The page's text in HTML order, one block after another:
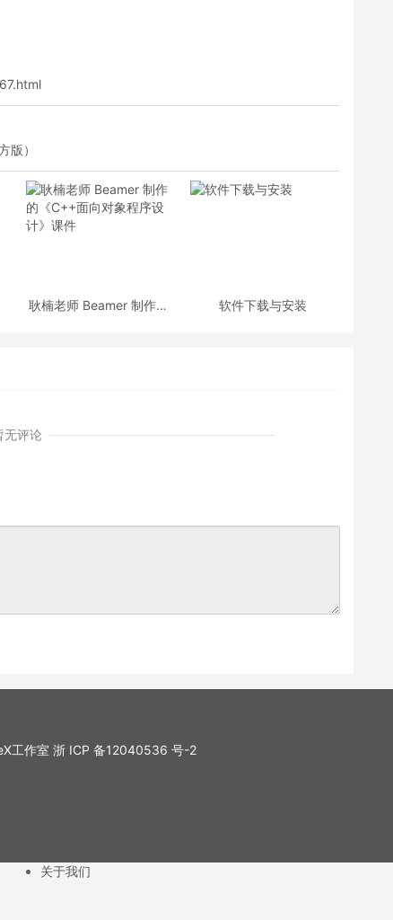
版）
耿楠老师 Beamer 制作的
软件下载与安装
无评论
工作室 浙 ICP 备12040536 号-2
关于我们